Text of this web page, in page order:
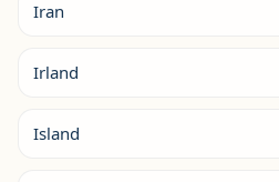
Iran
Irland
Island